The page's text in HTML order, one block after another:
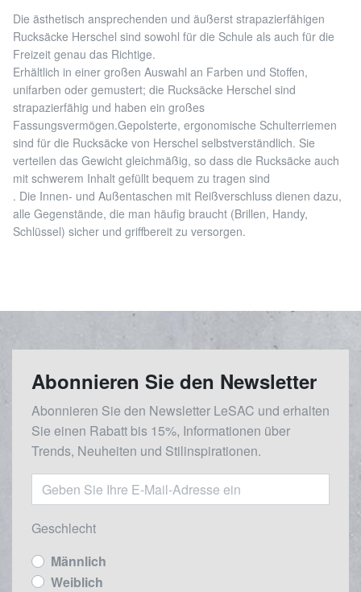
Die ästhetisch ansprechenden und äußerst strapazierfähigen
Rucksäcke Herschel sind sowohl für die Schule als auch für die
Freizeit genau das Richtige.
Erhältlich in einer großen Auswahl an Farben und Stoffen,
unifarben oder gemustert; die Rucksäcke Herschel sind
strapazierfähig und haben ein großes
Fassungsvermögen.Gepolsterte, ergonomische Schulterriemen
sind für die Rucksäcke von Herschel selbstverständlich. Sie
verteilen das Gewicht gleichmäßig, so dass die Rucksäcke auch
mit schwerem Inhalt gefüllt bequem zu tragen sind
. Die Innen- und Außentaschen mit Reißverschluss dienen dazu,
alle Gegenstände, die man häufig braucht (Brillen, Handy,
Schlüssel) sicher und griffbereit zu versorgen.
Abonnieren Sie den Newsletter
Abonnieren Sie den Newsletter LeSAC und erhalten
Sie einen Rabatt bis 15%, Informationen über
Trends, Neuheiten und Stilinspirationen.
Geschlecht
Männlich
Weiblich